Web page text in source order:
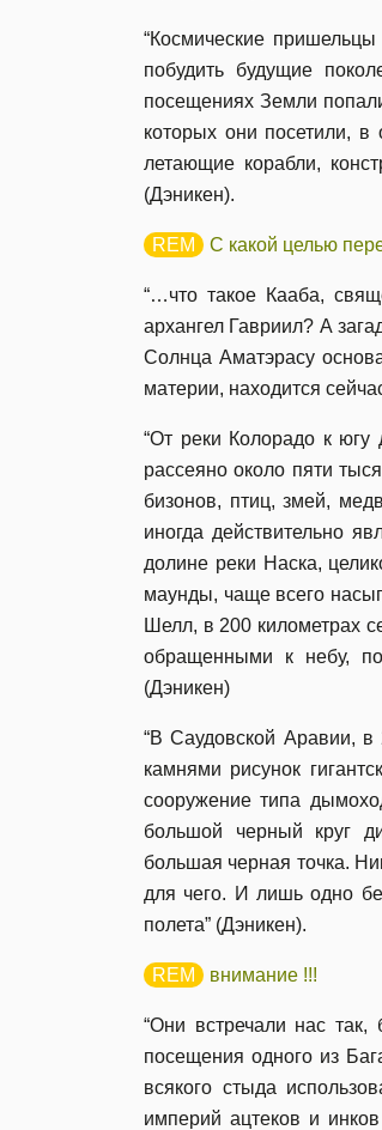
“Космические
побудить будущие
посещениях Земли
которых они посетили, в
летающие корабли,
(Дэникен).
С какой целью
“…что такое Кааба,
архангел Гавриил? А
Солнца Аматэрасу
материи, находится
“От реки Колорадо к югу
рассеяно около пяти
бизонов, птиц, змей,
иногда действительно
долине реки Наска,
маунды, чаще всего
Шелл, в 200 километрах
обращенными к небу,
(Дэникен)
“В Саудовской Аравии,
камнями рисунок
сооружение типа
большой черный круг
большая черная точка.
для чего. И лишь одно
полета” (Дэникен).
внимание !!!
“Они встречали нас
посещения одного из
всякого стыда
империй ацтеков и